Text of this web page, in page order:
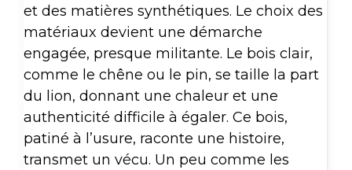
et des matières synthétiques. Le choix des
matériaux devient une démarche
engagée, presque militante. Le bois clair,
comme le chêne ou le pin, se taille la part
du lion, donnant une chaleur et une
authenticité difficile à égaler. Ce bois,
patiné à l’usure, raconte une histoire,
transmet un vécu. Un peu comme les